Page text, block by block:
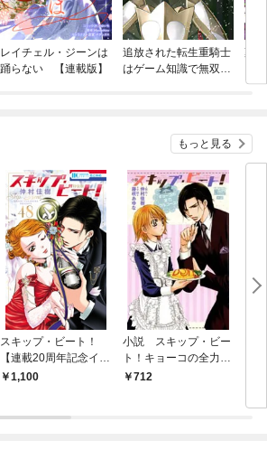
レイチェル・ジーンは
踊らない 【連載版】
追放された転生重騎士
はゲーム知識で無双す
薬
もっと見る
スキップ・ビート！
【連載20周年記念イラ
スト集つき特装版】
1,100
小説 スキップ・ビー
ト！キョーコの全力フ
ルコース！
712